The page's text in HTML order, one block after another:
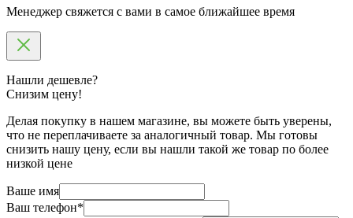
Менеджер свяжется с вами в самое ближайшее время
Нашли дешевле?
Снизим цену!
Делая покупку в нашем магазине, вы можете быть уверены,
что не переплачиваете за аналогичный товар. Мы готовы
снизить нашу цену, если вы нашли такой же товар по более
низкой цене
Ваше имя
Ваш телефон*